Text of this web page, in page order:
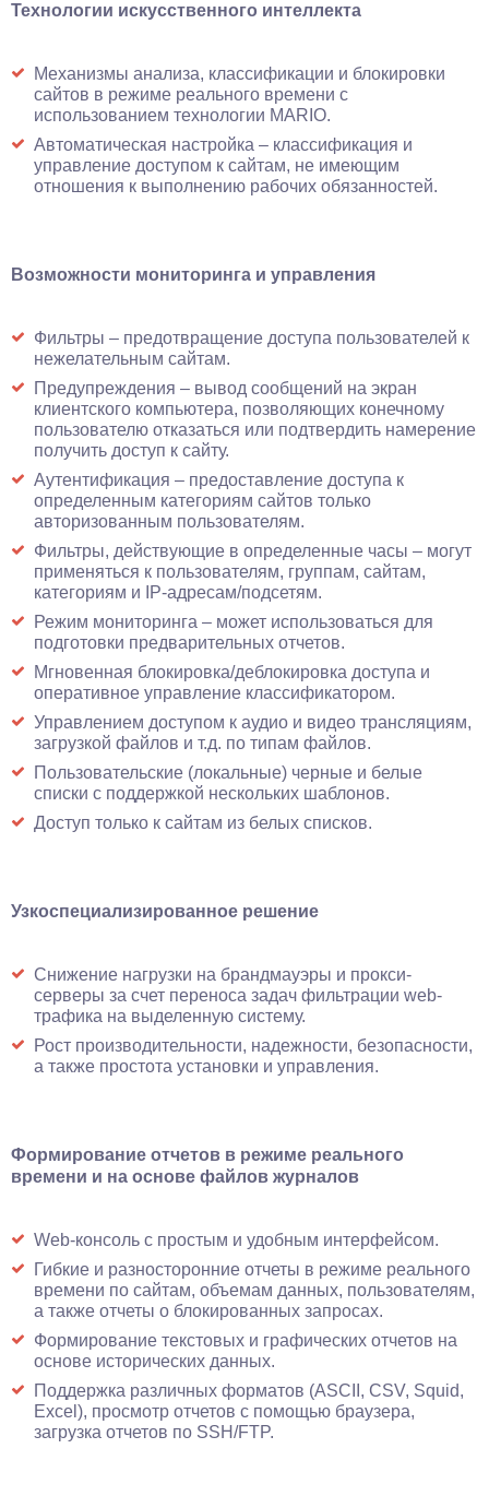
Технологии искусственного интеллекта
Механизмы анализа, классификации и блокировки
сайтов в режиме реального времени с
использованием технологии MARIO.
Автоматическая настройка – классификация и
управление доступом к сайтам, не имеющим
отношения к выполнению рабочих обязанностей.
Возможности мониторинга и управления
Фильтры – предотвращение доступа пользователей к
нежелательным сайтам.
Предупреждения – вывод сообщений на экран
клиентского компьютера, позволяющих конечному
пользователю отказаться или подтвердить намерение
получить доступ к сайту.
Аутентификация – предоставление доступа к
определенным категориям сайтов только
авторизованным пользователям.
Фильтры, действующие в определенные часы – могут
применяться к пользователям, группам, сайтам,
категориям и IP-адресам/подсетям.
Режим мониторинга – может использоваться для
подготовки предварительных отчетов.
Мгновенная блокировка/деблокировка доступа и
оперативное управление классификатором.
Управлением доступом к аудио и видео трансляциям,
загрузкой файлов и т.д. по типам файлов.
Пользовательские (локальные) черные и белые
списки с поддержкой нескольких шаблонов.
Доступ только к сайтам из белых списков.
Узкоспециализированное решение
Снижение нагрузки на брандмауэры и прокси-
серверы за счет переноса задач фильтрации web-
трафика на выделенную систему.
Рост производительности, надежности, безопасности,
а также простота установки и управления.
Формирование отчетов в режиме реального
времени и на основе файлов журналов
Web-консоль с простым и удобным интерфейсом.
Гибкие и разносторонние отчеты в режиме реального
времени по сайтам, объемам данных, пользователям,
а также отчеты о блокированных запросах.
Формирование текстовых и графических отчетов на
основе исторических данных.
Поддержка различных форматов (ASCII, CSV, Squid,
Excel), просмотр отчетов с помощью браузера,
загрузка отчетов по SSH/FTP.